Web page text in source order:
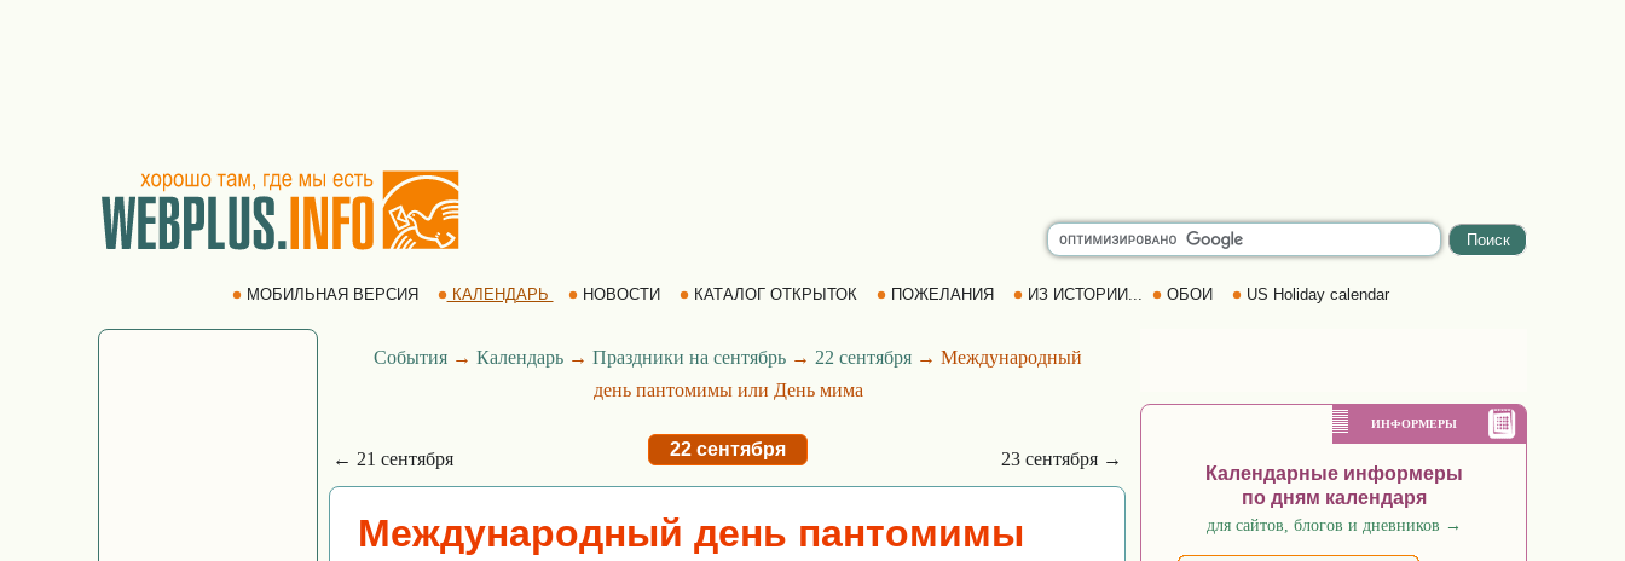
МОБИЛЬНАЯ ВЕРСИЯ КАЛЕНДАРЬ НОВОСТИ КАТАЛОГ ОТКРЫТОК ПОЖЕЛАНИЯ ИЗ ИСТОРИИ... ОБОИ US Holiday calendar
События → Календарь → Праздники на сентябрь → 22 сентября → Международный
день пантомимы или День мима
← 21 сентября 22 сентября 23 сентября →
Международный день пантомимы
ИНФОРМЕРЫ
Календарные информеры
по дням календаря
для сайтов, блогов и дневников →